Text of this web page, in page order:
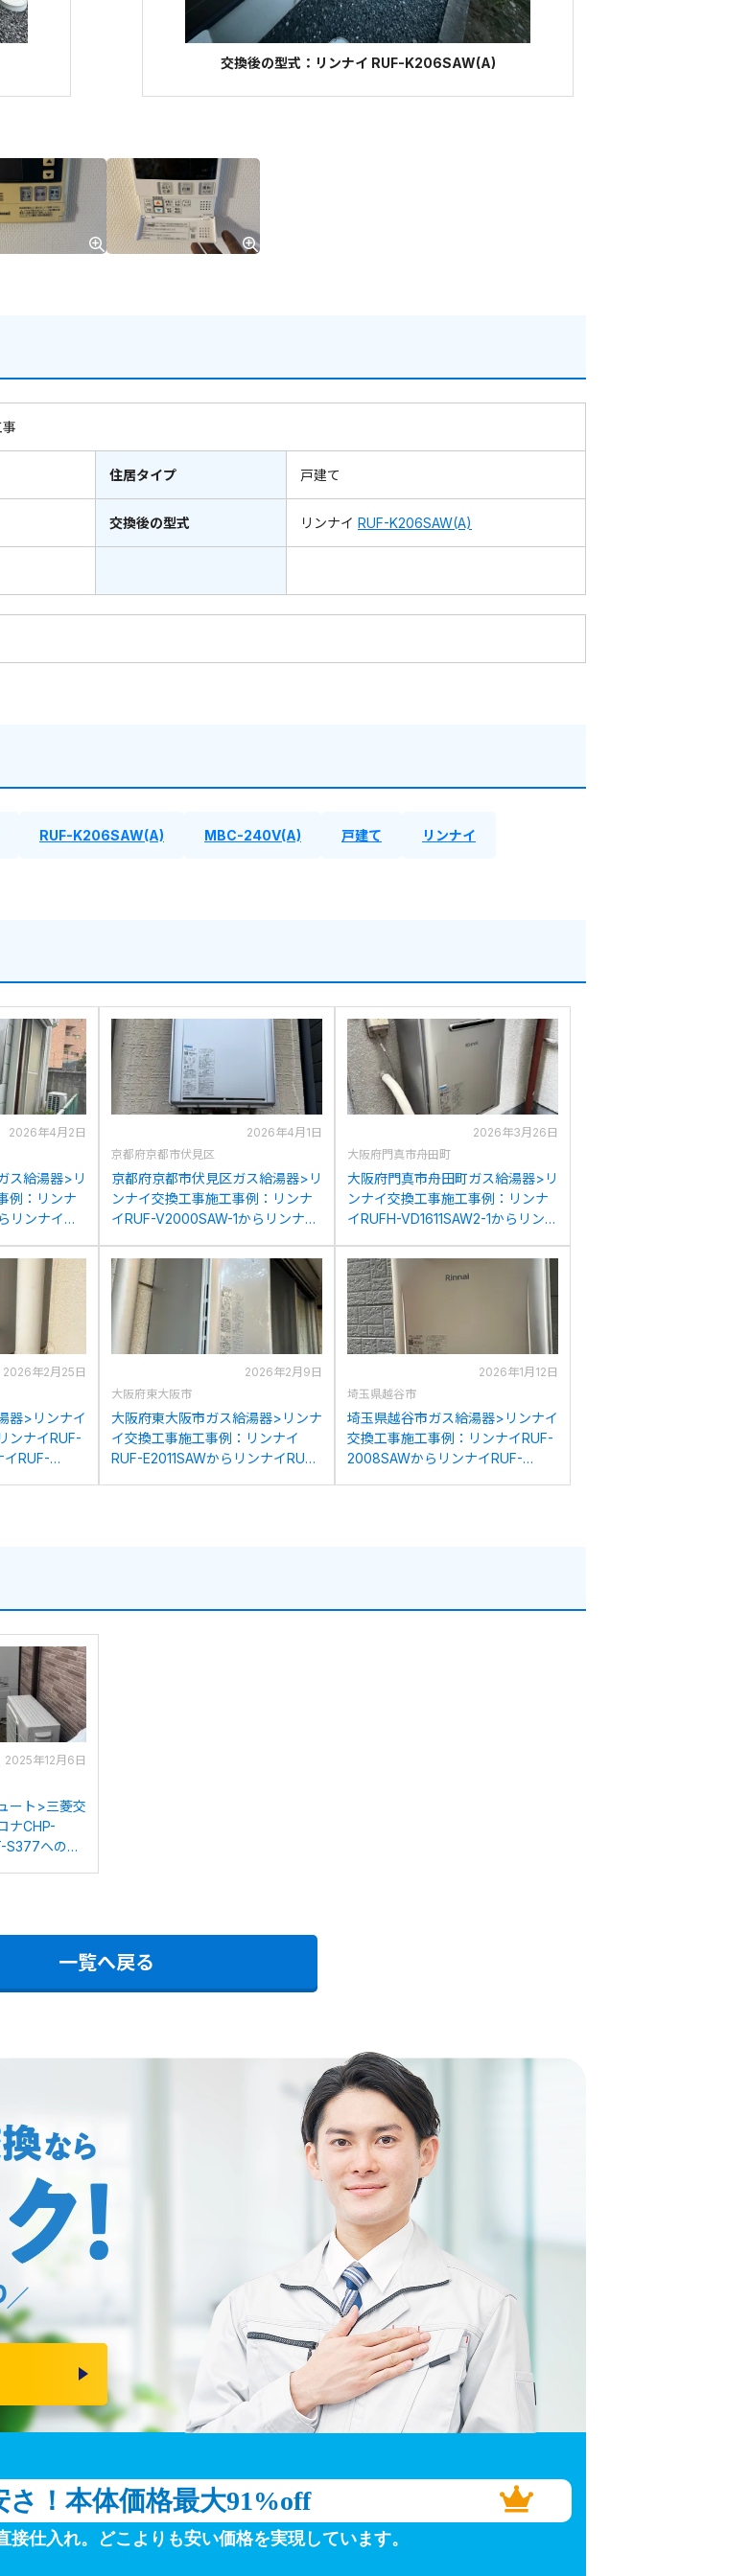
交換後の型式：リンナイ RUF-K206SAW(A)
住居タイプ 戸建て
交換後の型式 リンナイ RUF-K206SAW(A)
RUF-K206SAW(A) MBC-240V(A) 戸建て リンナイ
2026年4月2日
ス給湯器>リ
例：リンナ
リンナイ
2026年4月1日
京都府京都市伏見区
京都府京都市伏見区ガス給湯器>リ
ンナイ交換工事施工事例：リンナ
イRUF-V2000SAW-1からリンナイ
2026年3月26日
大阪府門真市舟田町
大阪府門真市舟田町ガス給湯器>リ
ンナイ交換工事施工事例：リンナ
イRUFH-VD1611SAW2-1からリン
2026年2月25日
器>リンナイ
ンナイRUF-
イRUF-
2026年2月9日
大阪府東大阪市
大阪府東大阪市ガス給湯器>リンナ
イ交換工事施工事例：リンナイ
RUF-E2011SAWからリンナイRUF-
2026年1月12日
埼玉県越谷市
埼玉県越谷市ガス給湯器>リンナイ
交換工事施工事例：リンナイRUF-
2008SAWからリンナイRUF-
2025年12月6日
ート>三菱交
ナCHP-
S377への交
一覧へ戻る
！ 本体価格最大91%off
仕入れ。 どこよりも安い価格を実現しています。